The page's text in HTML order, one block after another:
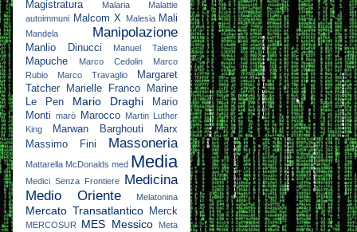
Magistratura Malaria
Malattie
autoimmuni Malcom X Malesia Mali
Mandela Manipolazione
Manlio Dinucci Manuel Talens
Mapuche Marco Cedolin
Marco
Rubio
Marco Travaglio
Margaret
Tatcher
Marielle Franco
Marine
Le Pen
Mario Draghi
Mario
Monti
marò Marocco
Martin Luther
King
Marwan Barghouti
Marx
Massimo Fini
Massoneria
Mattarella McDonalds med Media
Medici Senza Frontiere Medicina
Medio Oriente
Melatonina
Mercato Transatlantico Merck
MERCOSUR MES Messico
Meta